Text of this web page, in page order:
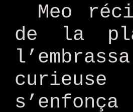
Meo
de la